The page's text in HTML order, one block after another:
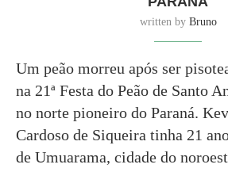
written by Bruno
Um peão morreu após ser
na 21ª Festa do Peão de Santo
no norte pioneiro do Paraná.
Cardoso de Siqueira tinha 21
de Umuarama, cidade do